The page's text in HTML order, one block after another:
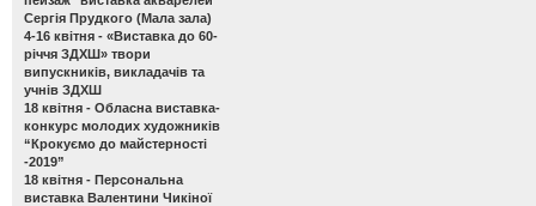
Сергія Прудкого (Мала зала)
4-16 квітня - «Виставка до 60-
річчя ЗДХШ» твори
випускників, викладачів та
учнів ЗДХШ
18 квітня - Обласна виставка-
конкурс молодих художників
“Крокуємо до майстерності
-2019”
18 квітня - Персональна
виставка Валентини Чикіної